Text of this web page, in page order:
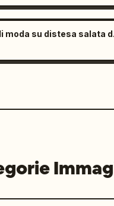
Still